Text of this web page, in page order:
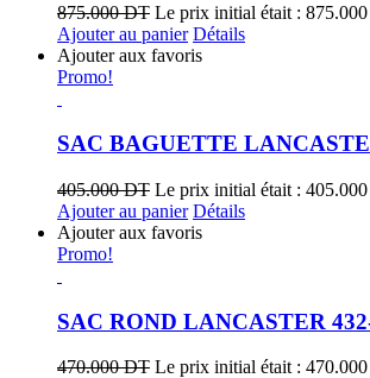
875.000DT Le prix initial était :
Ajouter au panier Détails
Ajouter aux favoris
Promo!
SAC BAGUETTE
405.000DT Le prix initial était :
Ajouter au panier Détails
Ajouter aux favoris
Promo!
SAC ROND LANCASTER
470.000DT Le prix initial était :